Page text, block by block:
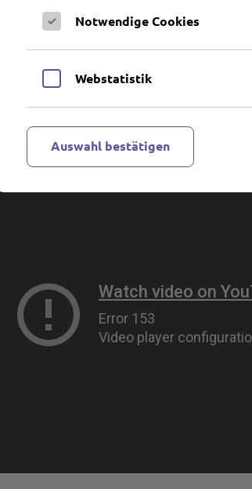
Helgason, Jóhann Ævar Grímsson, Ottó
Gísladóttir, Þórhallur Gunnarsson
Johansen (Jón), Róbert Luu (Skúli), Ísey
(Ívar), Jóhann G. Jóhannsson (Tóti), Óli
Notwendige Cookies
Webstatistik
Auswahl bestätigen